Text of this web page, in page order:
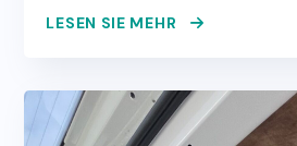
LESEN SIE MEHR